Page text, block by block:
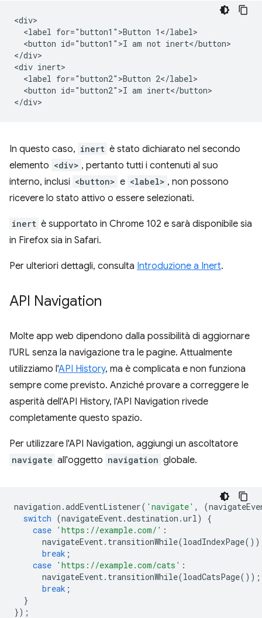
<div>
  <label for="button1">Button 1</label>
  <button id="button1">I am not inert</button>
</div>
<div inert>
  <label for="button2">Button 2</label>
  <button id="button2">I am inert</button>
In questo caso, inert è stato dichiarato nel secondo
elemento <div> , pertanto tutti i contenuti al suo
interno, inclusi <button> e <label> , non possono
ricevere lo stato attivo o essere selezionati.
inert è supportato in Chrome 102 e sarà disponibile sia
in Firefox sia in Safari.
Per ulteriori dettagli, consulta Introduzione a Inert.
API Navigation
Molte app web dipendono dalla possibilità di aggiornare
l'URL senza la navigazione tra le pagine. Attualmente
utilizziamo l'API History, ma è complicata e non funziona
sempre come previsto. Anziché provare a correggere le
asperità dell'API History, l'API Navigation rivede
completamente questo spazio.
Per utilizzare l'API Navigation, aggiungi un ascoltatore
navigate all'oggetto navigation globale.
navigation .addEventListener( 'navigate' , (
switch (navigateEvent.destination .url)
{
case 'https://example.com/' :
navigateEvent. transitionWhile(loadIndexPage
break ;
case 'https://example.com/cats' :
navigateEvent. transitionWhile(loadCatsPage());
break ;
}
});